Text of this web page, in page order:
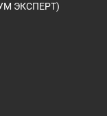
ЭКСПЕРТ)